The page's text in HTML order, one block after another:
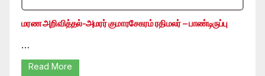
மரண அறிவித்தல்-அமரர் குமாரசேகரம் ரதிமலர் – பாண்டிருப்பு
…
Read More